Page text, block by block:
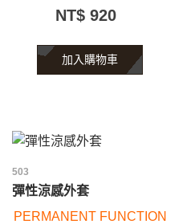
NT$ 920
加入購物車
503
彈性涼感外套
PERMANENT FUNCTION